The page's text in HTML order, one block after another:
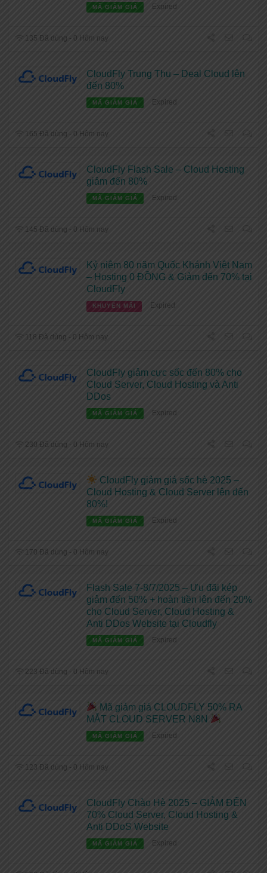
MÃ GIẢM GIÁ Expired
135 Đã dùng - 0 Hôm nay
CloudFly Trung Thu – Deal Cloud lên
đến 80%
MÃ GIẢM GIÁ Expired
165 Đã dùng - 0 Hôm nay
CloudFly Flash Sale – Cloud Hosting
giảm đến 80%
MÃ GIẢM GIÁ Expired
145 Đã dùng - 0 Hôm nay
Kỷ niệm 80 năm Quốc Khánh Việt Nam
– Hosting 0 ĐỒNG & Giảm đến 70% tại
CloudFly
KHUYẾN MÃI Expired
118 Đã dùng - 0 Hôm nay
CloudFly giảm cực sốc đến 80% cho
Cloud Server, Cloud Hosting và Anti
DDos
MÃ GIẢM GIÁ Expired
230 Đã dùng - 0 Hôm nay
CloudFly giảm giá sốc hè 2025 –
Cloud Hosting & Cloud Server lên đến
80%!
MÃ GIẢM GIÁ Expired
170 Đã dùng - 0 Hôm nay
Flash Sale 7-8/7/2025 – Ưu đãi kép
giảm đến 50% + hoàn tiền lên đến 20%
cho Cloud Server, Cloud Hosting &
Anti DDos Website tại Cloudfly
MÃ GIẢM GIÁ Expired
223 Đã dùng - 0 Hôm nay
Mã giảm giá CLOUDFLY 50% RA
MẮT CLOUD SERVER N8N
MÃ GIẢM GIÁ Expired
123 Đã dùng - 0 Hôm nay
CloudFly Chào Hè 2025 – GIẢM ĐẾN
70% Cloud Server, Cloud Hosting &
Anti DDoS Website
MÃ GIẢM GIÁ Expired